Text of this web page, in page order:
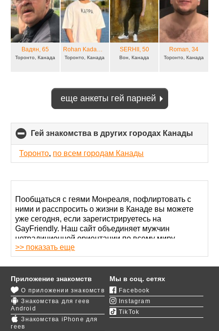
Вадян, 65
Торонто, Канада
Rohan Kadam, 33
Торонто, Канада
SERHII , 50
Вон, Канада
Roman, 34
Торонто, Канада
еще анкеты гей парней
Гей знакомства в других городах Канады
to
Торонто, по всем городам Канады
Пообщаться с геями Монреаля, пофлиртовать с
ними и расспросить о жизни в Канаде вы можете
уже сегодня, если зарегистрируетесь на
GayFriendly. Наш сайт объединяет мужчин
нетрадиционной ориентации по всему миру,
поэтому вы легко найдете здесь свою судьбу.
Главное, будьте активны и отзывчивы.
Длясоздания анкеты
вам понадобится адрес
электронной почты или страничка в любой
социальной сети. Верифицировать свой аккаунт
можно через номер телефона и подтвержденное
фото. Это повысит шансы на скорый поиск
партнера.
>> показать еще
Приложение знакомств
О приложении знакомств
Знакомства для геев
Android
Знакомства iPhone для
геев
Мы в соц. сетях
Facebook
Instagram
TikTok